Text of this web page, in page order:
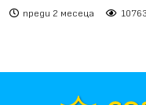
преди 2 месеца 10763